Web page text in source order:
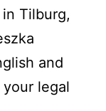
Tilburg,
and
legal